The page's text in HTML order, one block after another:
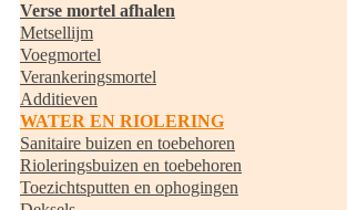
Verse mortel afhalen
Metsellijm
Voegmortel
Verankeringsmortel
Additieven
WATER EN RIOLERING
Sanitaire buizen en toebehoren
Rioleringsbuizen en toebehoren
Toezichtsputten en ophogingen